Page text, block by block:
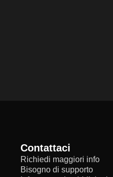
Contattaci
Richiedi maggiori info
Bisogno di supporto